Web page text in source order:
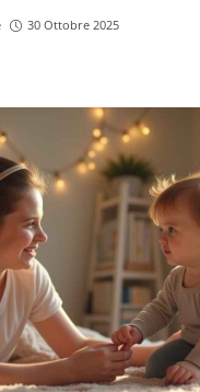
30 Ottobre 2025